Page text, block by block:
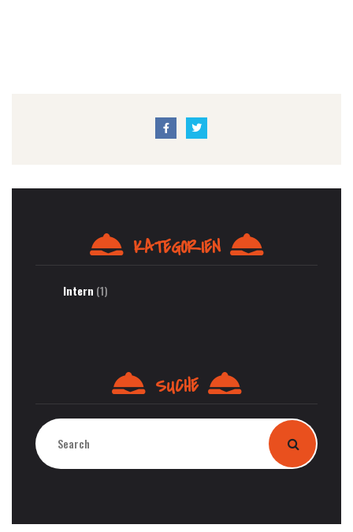
KATEGORIEN
Intern (1)
SUCHE